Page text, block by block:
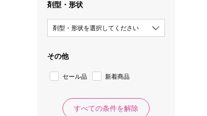
剤型・形状
剤型・形状を選択してください
その他
セール品 新着商品
すべての条件を解除